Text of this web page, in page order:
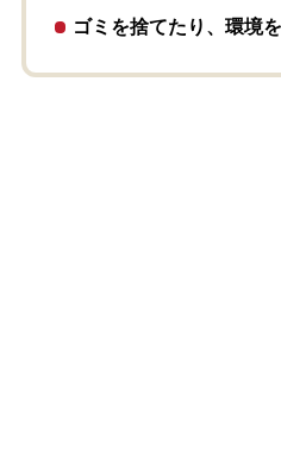
ゴミを捨てたり、環境